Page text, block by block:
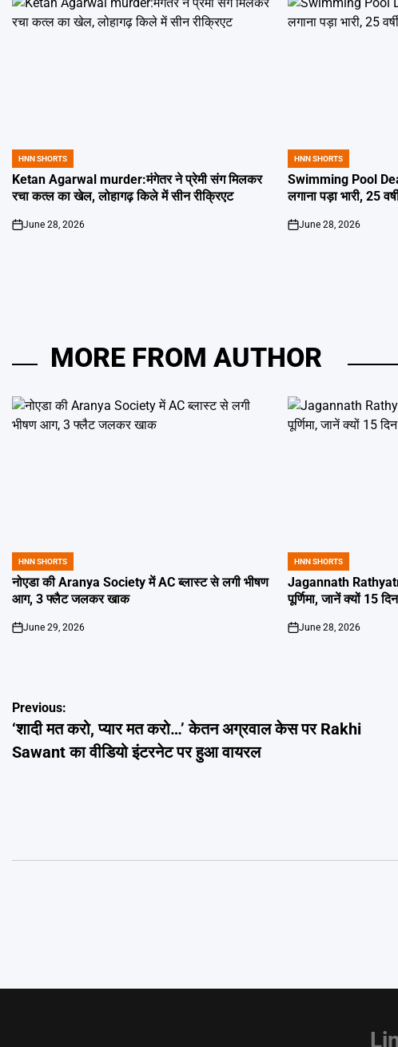
POSTED
IN
HNN SHORTS
Ketan Agarwal murder:मंगेतर ने प्रेमी संग मिलकर
रचा कत्ल का खेल, लोहागढ़ किले में सीन रीक्रिएट
on
June 28, 2026
POSTED
IN
HNN SHORTS
Swimming Pool
लगाना पड़ा भारी, 25
on
June 28, 2026
MORE FROM AUTHOR
POSTED
IN
HNN SHORTS
नोएडा की Aranya Society में AC ब्लास्ट से लगी भीषण
आग, 3 फ्लैट जलकर खाक
on
June 29, 2026
POSTED
IN
HNN SHORTS
Jagannath
पूर्णिमा, जानें क्यों 15
on
June 28, 2026
Post
navigation
Previous:
‘शादी मत करो, प्यार मत करो…’ केतन अग्रवाल केस पर Rakhi
Sawant का वीडियो इंटरनेट पर हुआ वायरल